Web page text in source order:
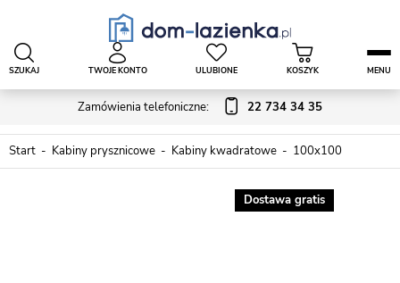
Zamówienia telefoniczne: 22 734 34 35
SZUKAJ TWOJE KONTO ULUBIONE KOSZYK MENU
Start Kabiny prysznicowe Kabiny kwadratowe 100x100
Dostawa gratis